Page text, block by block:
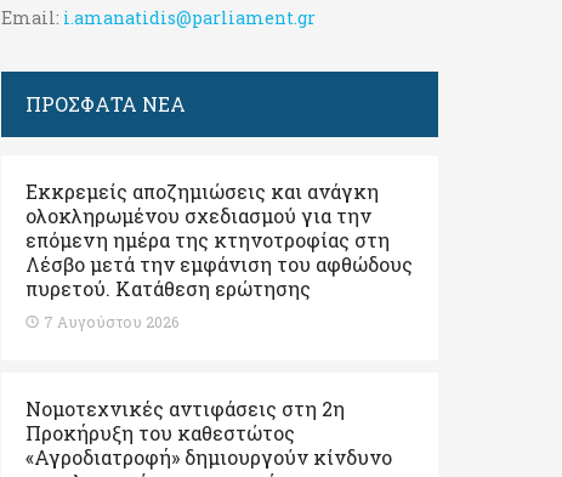
Email: i.amanatidis@parliament.gr
ΠΡΟΣΦΑΤΑ ΝΕΑ
Εκκρεμείς αποζημιώσεις και ανάγκη
ολοκληρωμένου σχεδιασμού για την
επόμενη ημέρα της κτηνοτροφίας στη
Λέσβο μετά την εμφάνιση του αφθώδους
πυρετού. Kατάθεση ερώτησης
7 Αυγούστου 2026
Νομοτεχνικές αντιφάσεις στη 2η
Προκήρυξη του καθεστώτος
«Αγροδιατροφή» δημιουργούν κίνδυνο